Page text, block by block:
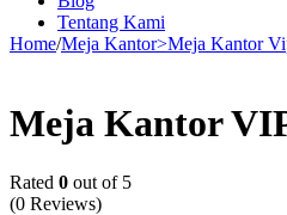
Tentang Kami
Home/Meja Kantor>Meja Kantor
Meja Kantor
Rated 0 out of 5
(0 Reviews)